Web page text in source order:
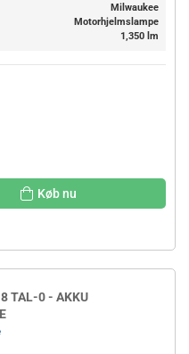
Milwaukee
Motorhjelmslampe
1,350 lm
Køb nu
TAL-0 - AKKU